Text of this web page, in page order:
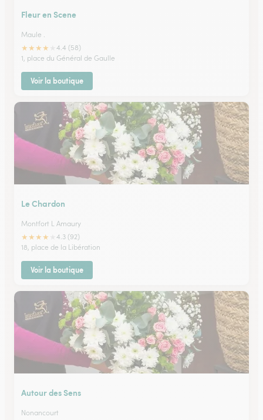
Fleur en Scene
Maule .
★★★★
4.4 (58)
1, place du Général de Gaulle
Voir la boutique
Le Chardon
Montfort L Amaury
★★★★
4.3 (92)
18, place de la Libération
Voir la boutique
Autour des Sens
Nonancourt